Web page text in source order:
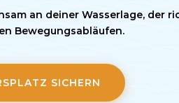
an deiner Wasserlage, der
Bewegungsabläufen.
SICHERN